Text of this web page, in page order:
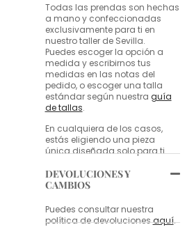
Todas las prendas son hechas
a mano y confeccionadas
exclusivamente para ti en
nuestro taller de Sevilla.
Puedes escoger la opción a
medida y escribirnos tus
medidas en las notas del
pedido, o escoger una talla
estándar según nuestra guía
de tallas.
En cualquiera de los casos,
estás eligiendo una pieza
única diseñada solo para ti.
DEVOLUCIONES Y
CAMBIOS
Puedes consultar nuestra
política de devolucionesaquí.